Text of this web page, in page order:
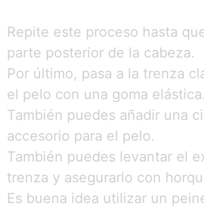
Repite este proceso hasta
parte posterior de la cabeza.
Por último, pasa a la trenza
el pelo con una goma elástica.
También puedes añadir una
accesorio para el pelo.
También puedes levantar el
trenza y asegurarlo con
Es buena idea utilizar un